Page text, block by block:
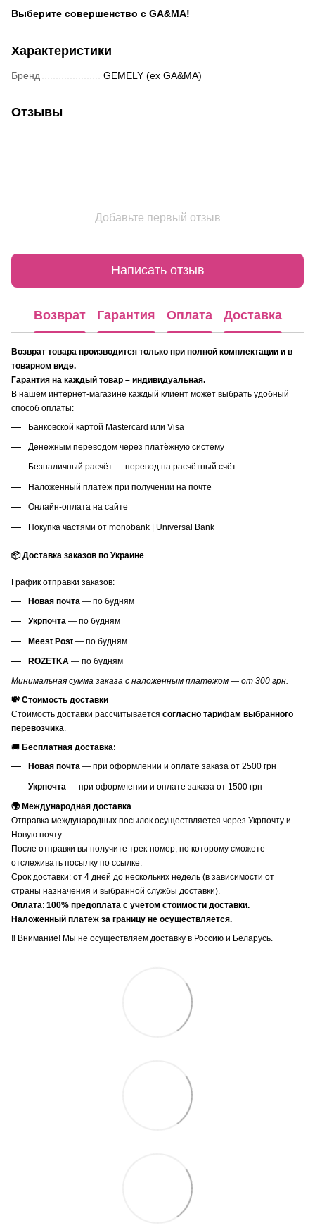
Выберите совершенство с GA&MA!
Характеристики
Бренд GEMELY (ex GA&MA)
Отзывы
Добавьте первый отзыв
Написать отзыв
Возврат Гарантия Оплата Доставка
Возврат товара производится только при полной комплектации и в
товарном виде.
Гарантия на каждый товар – индивидуальная.
В нашем интернет-магазине каждый клиент может выбрать удобный
способ оплаты:
Банковской картой Mastercard или Visa
Денежным переводом через платёжную систему
Безналичный расчёт — перевод на расчётный счёт
Наложенный платёж при получении на почте
Онлайн-оплата на сайте
Покупка частями от monobank | Universal Bank
📦 Доставка заказов по Украине
График отправки заказов:
Новая почта — по будням
Укрпочта — по будням
Meest Post — по будням
ROZETKA — по будням
Минимальная сумма заказа с наложенным платежом — от 300 грн.
💸 Стоимость доставки
Стоимость доставки рассчитывается согласно тарифам выбранного
перевозчика.
🚚 Бесплатная доставка:
Новая почта — при оформлении и оплате заказа от 2500 грн
Укрпочта — при оформлении и оплате заказа от 1500 грн
🌍 Международная доставка
Отправка международных посылок осуществляется через Укрпочту и
Новую почту.
После отправки вы получите трек-номер, по которому сможете
отслеживать посылку по ссылке.
Срок доставки: от 4 дней до нескольких недель (в зависимости от
страны назначения и выбранной службы доставки).
Оплата: 100% предоплата с учётом стоимости доставки.
Наложенный платёж за границу не осуществляется.
‼️ Внимание! Мы не осуществляем доставку в Россию и Беларусь.